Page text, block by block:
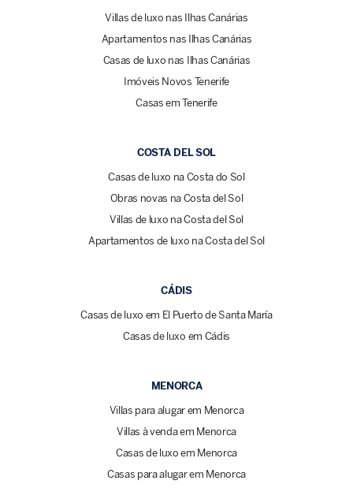
Villas de luxo nas Ilhas Canárias
Apartamentos nas Ilhas Canárias
Casas de luxo nas Ilhas Canárias
Imóveis Novos Tenerife
Casas em Tenerife
COSTA DEL SOL
Casas de luxo na Costa do Sol
Obras novas na Costa del Sol
Villas de luxo na Costa del Sol
Apartamentos de luxo na Costa del Sol
CÁDIS
Casas de luxo em El Puerto de Santa María
Casas de luxo em Cádis
MENORCA
Villas para alugar em Menorca
Villas à venda em Menorca
Casas de luxo em Menorca
Casas para alugar em Menorca